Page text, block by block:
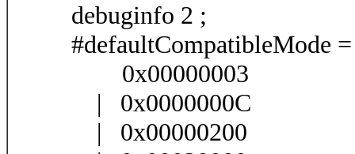
debuginfo 2 ;
#defaultCompatibleMode
0x00000003
| 0x0000000C
| 0x00000200